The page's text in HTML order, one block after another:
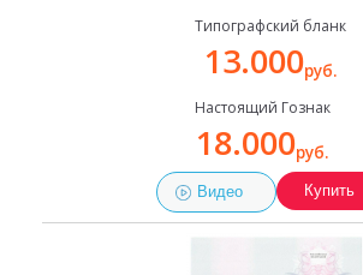
Типографский бланк
13.000руб.
Настоящий Гознак
18.000руб.
Видео Купить